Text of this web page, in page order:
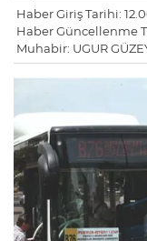
Haber Giriş Tarihi:
Haber Güncellenme
Muhabir: UGUR